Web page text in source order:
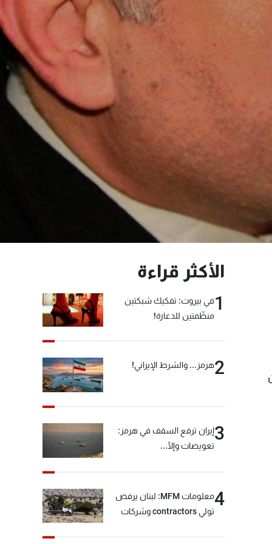
الأكثر قراءة
1في بيروت: تفكيك شبكتين
منظّمتين للدعارة!
2هرمز... والشرط الإيراني!
3إيران ترفع السقف في هرمز:
تعويضات وإلّا...
4
معلومات MFM: لبنان يرفض
تولي contractors وشركات